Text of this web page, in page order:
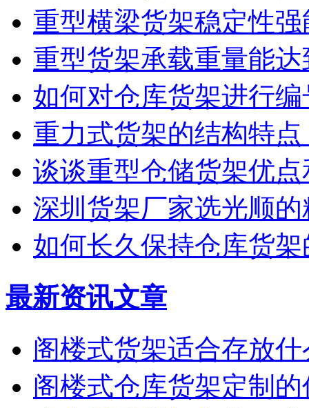
重型横梁货架稳定性
重型货架承载重量能
如何对仓库货架进行编
重力式货架的结构特
谈谈重型仓储货架优
深圳货架厂家选光顺
如何长久保持仓库货
最新资讯文章
阁楼式货架适合存放什
阁楼式仓库货架定制